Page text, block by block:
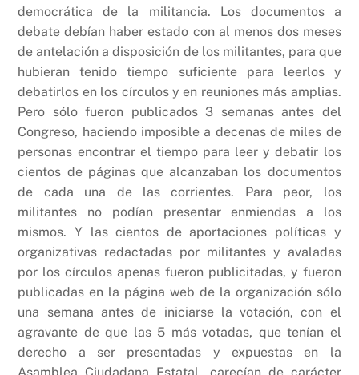
democrática de la militancia. Los documentos a
debate debían haber estado con al menos dos meses
de antelación a disposición de los militantes, para que
hubieran tenido tiempo suficiente para leerlos y
debatirlos en los círculos y en reuniones más amplias.
Pero sólo fueron publicados 3 semanas antes del
Congreso, haciendo imposible a decenas de miles de
personas encontrar el tiempo para leer y debatir los
cientos de páginas que alcanzaban los documentos
de cada una de las corrientes. Para peor, los
militantes no podían presentar enmiendas a los
mismos. Y las cientos de aportaciones políticas y
organizativas redactadas por militantes y avaladas
por los círculos apenas fueron publicitadas, y fueron
publicadas en la página web de la organización sólo
una semana antes de iniciarse la votación, con el
agravante de que las 5 más votadas, que tenían el
derecho a ser presentadas y expuestas en la